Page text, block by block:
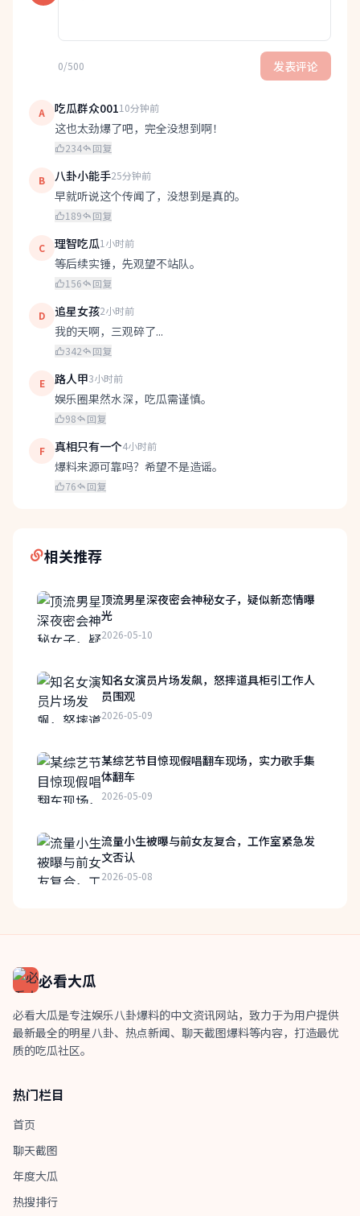
0/500 发表评论
A 吃瓜群众00110分钟前
这也太劲爆了吧，完全没想到啊！
234 回复
B 八卦小能手25分钟前
早就听说这个传闻了，没想到是真的。
189 回复
C 理智吃瓜1小时前
等后续实锤，先观望不站队。
156 回复
D 追星女孩2小时前
我的天啊，三观碎了...
342 回复
E 路人甲3小时前
娱乐圈果然水深，吃瓜需谨慎。
98 回复
F 真相只有一个4小时前
爆料来源可靠吗？希望不是造谣。
76 回复
相关推荐
顶流男星深夜密会神秘女子，疑似新恋情曝
光
2026-05-10
知名女演员片场发飙，怒摔道具柜引工作人
员围观
2026-05-09
某综艺节目惊现假唱翻车现场，实力歌手集
体翻车
2026-05-09
流量小生被曝与前女友复合，工作室紧急发
文否认
2026-05-08
必看大瓜
必看大瓜是专注娱乐八卦爆料的中文资讯网站，致力于为用户提供
最新最全的明星八卦、热点新闻、聊天截图爆料等内容，打造最优
质的吃瓜社区。
热门栏目
首页
聊天截图
年度大瓜
热搜排行